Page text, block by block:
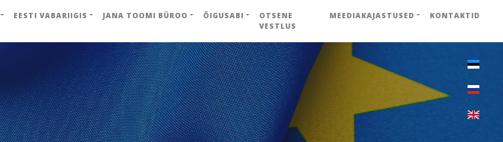
EESTI VABARIIGIS JANA TOOMI BÜROO ÕIGUSABI
OTSENE
VESTLUS
MEEDIAKAJASTUSED KONTAKTID